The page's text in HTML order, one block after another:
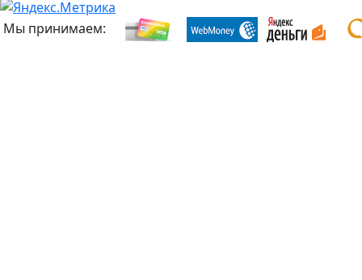
Мы принимаем: